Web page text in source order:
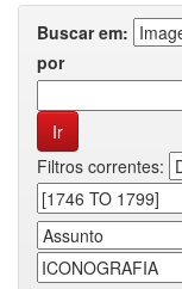
Buscar em:
por
Filtros correntes: